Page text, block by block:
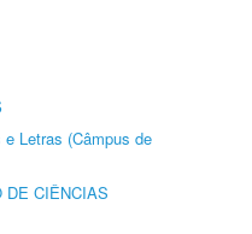
Letras (Câmpus de
DE CIÊNCIAS